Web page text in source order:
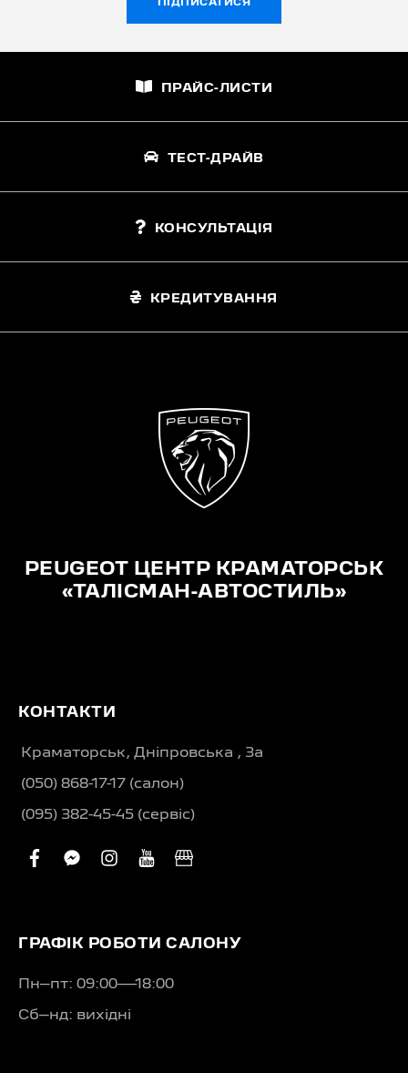
ПІДПИСАТИСЯ
ПРАЙС-ЛИСТИ
ТЕСТ-ДРАЙВ
КОНСУЛЬТАЦІЯ
КРЕДИТУВАННЯ
PEUGEOT ЦЕНТР КРАМАТОРСЬК
«ТАЛІСМАН-АВТОСТИЛЬ»
КОНТАКТИ
Краматорськ, Дніпровська , 3а
(050) 868-17-17 (салон)
(095) 382-45-45 (сервіс)
facebook
facebook-
instagram
youtube
business
ГРАФІК РОБОТИ САЛОНУ
Пн–пт: 09:00—18:00
Сб–нд: вихідні